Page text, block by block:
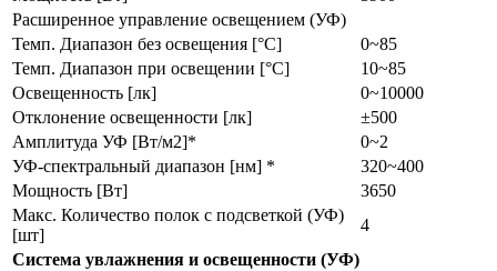
Расширенное управление освещением (УФ)
Темп. Диапазон без освещения [°C]
0~85
Темп. Диапазон при освещении [°C]
10~85
Освещенность [лк]
0~10000
Отклонение освещенности [лк]
±500
Амплитуда УФ [Вт/м2]*
0~2
УФ-спектральный диапазон [нм] *
320~400
Мощность [Вт]
3650
Макс. Количество полок с подсветкой (УФ)
[шт]
4
Система увлажнения и освещенности (УФ)